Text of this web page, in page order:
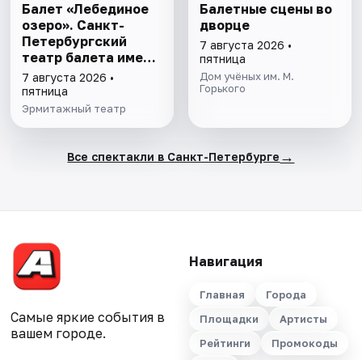
Балет «Лебединое
озеро». Санкт-
Петербургский
театр балета имени
П.И. Чайковского
7 августа 2026 •
пятница
Эрмитажный театр
Балетные сцены во
дворце
7 августа 2026 •
пятница
Дом учёных им. М.
Горького
Все спектакли в Санкт-Петербурге →
Самые яркие события в
вашем городе.
Навигация
Главная
Города
Площадки
Артисты
Рейтинги
Промокоды